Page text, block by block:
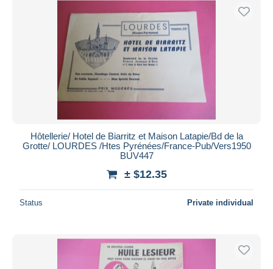
Hôtellerie/ Hotel de Biarritz et Maison Latapie/Bd de la
Grotte/ LOURDES /Htes Pyrénées/France-Pub/Vers1950
BUV447
± $12.35
Status Private individual